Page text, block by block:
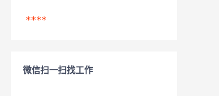
****
微信扫一扫找工作